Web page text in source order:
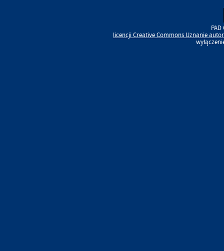
licencjiCreative Commons Uznanie